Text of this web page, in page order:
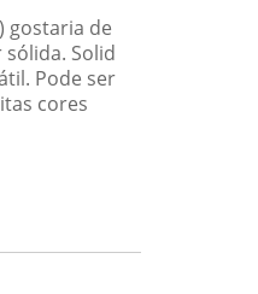
gostaria de
Solid
Pode ser
cores